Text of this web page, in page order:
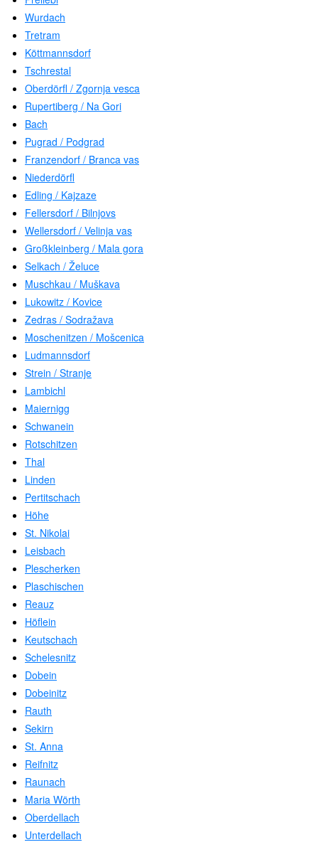
Wurdach
Tretram
Köttmannsdorf
Tschrestal
Oberdörfl / Zgornja vesca
Rupertiberg / Na Gori
Bach
Pugrad / Podgrad
Franzendorf / Branca vas
Niederdörfl
Edling / Kajzaze
Fellersdorf / Bilnjovs
Wellersdorf / Velinja vas
Großkleinberg / Mala gora
Selkach / Želuce
Muschkau / Muškava
Lukowitz / Kovice
Zedras / Sodražava
Moschenitzen / Mošcenica
Ludmannsdorf
Strein / Stranje
Lambichl
Maiernigg
Schwanein
Rotschitzen
Thal
Linden
Pertitschach
Höhe
St. Nikolai
Leisbach
Plescherken
Plaschischen
Reauz
Höflein
Keutschach
Schelesnitz
Dobein
Dobeinitz
Rauth
Sekirn
St. Anna
Reifnitz
Raunach
Maria Wörth
Oberdellach
Unterdellach